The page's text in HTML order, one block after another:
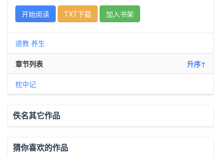
开始阅读
TXT下载 加入书架
道教 养生
章节列表 升序↑
枕中记
佚名其它作品
猜你喜欢的作品